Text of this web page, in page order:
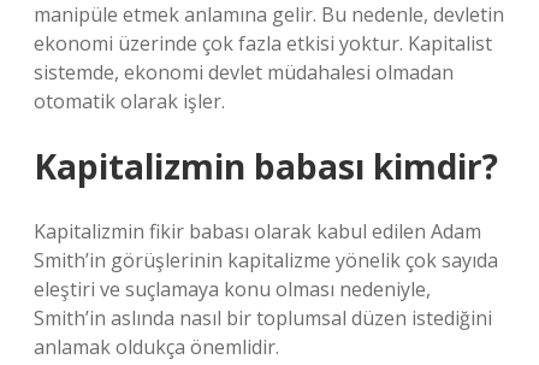
manipüle etmek anlamına gelir. Bu nedenle, devletin
ekonomi üzerinde çok fazla etkisi yoktur. Kapitalist
sistemde, ekonomi devlet müdahalesi olmadan
otomatik olarak işler.
Kapitalizmin babası kimdir?
Kapitalizmin fikir babası olarak kabul edilen Adam
Smith’in görüşlerinin kapitalizme yönelik çok sayıda
eleştiri ve suçlamaya konu olması nedeniyle,
Smith’in aslında nasıl bir toplumsal düzen istediğini
anlamak oldukça önemlidir.